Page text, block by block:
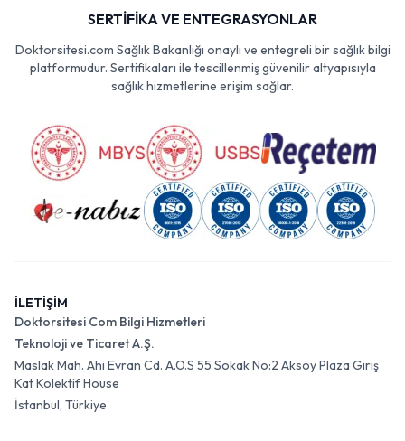
SERTİFİKA VE ENTEGRASYONLAR
Doktorsitesi.com Sağlık Bakanlığı onaylı ve entegreli bir sağlık bilgi
platformudur. Sertifikaları ile tescillenmiş güvenilir altyapısıyla
sağlık hizmetlerine erişim sağlar.
İLETİŞİM
Doktorsitesi Com Bilgi Hizmetleri
Teknoloji ve Ticaret A.Ş.
Maslak Mah. Ahi Evran Cd. A.O.S 55 Sokak No:2 Aksoy Plaza Giriş
Kat Kolektif House
İstanbul, Türkiye